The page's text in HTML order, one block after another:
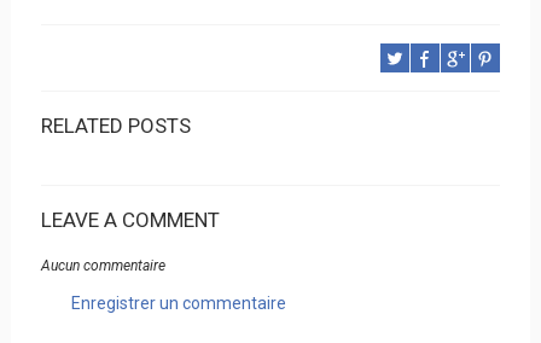
RELATED POSTS
LEAVE A COMMENT
Aucun commentaire
Enregistrer un commentaire